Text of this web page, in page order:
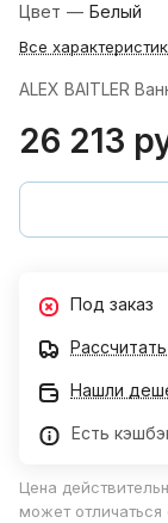
Цвет — Белый
Все
ALEX BAITLER
26 213
Под заказ
Нашли
Есть
Цена
может отличаться